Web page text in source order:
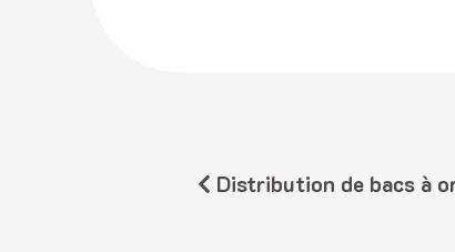
Distribution de bacs à ordures à